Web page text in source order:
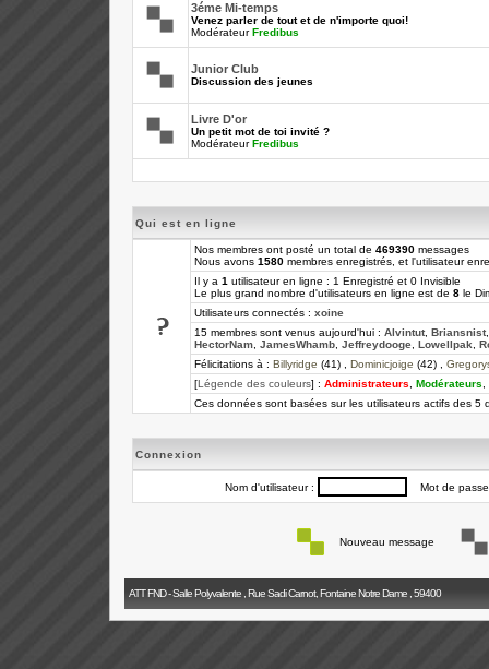
3éme Mi-temps
Venez parler de tout et de n'importe quoi!
ModérateurFredibus
Junior Club
Discussion des jeunes
Livre D'or
Un petit mot de toi invité ?
ModérateurFredibus
Qui est en ligne
Nos membres ont posté un total de 469390 messages
Nous avons 1580 membres enregistrés, et l'utilisateur
Il y a 1 utilisateur en ligne : 1 Enregistré et 0 Invisible
Le plus grand nombre d'utilisateurs en ligne est de 8 le
Utilisateurs connectés : xoine
15 membres sont venus aujourd'hui : Alvintut, Briansnist
HectorNam JamesWhamb Jeffreydooge Lowellpak
Félicitations à : Billyridge (41) , Dominicjoige (42) ,
[Légende des couleurs] : Administrateurs Modérateurs
Ces données sont basées sur les utilisateurs actifs des 5
Connexion
Nom d'utilisateur : Mot de
Nouveau message
ATT FND - Salle Polyvalente , Rue Sadi Carnot, Fontaine Notre Dame , 59400